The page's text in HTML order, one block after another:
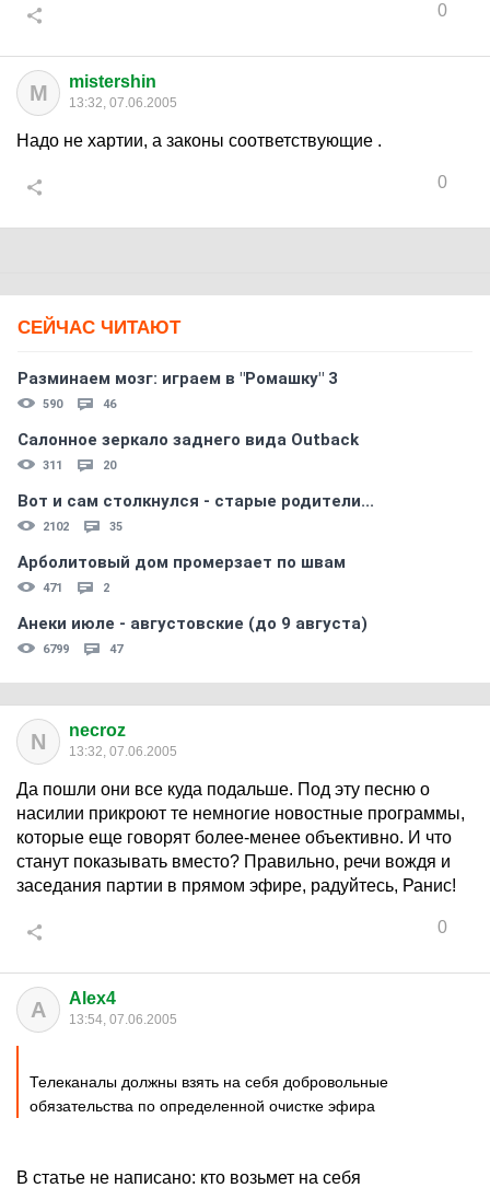
0
M mistershin
13:32, 07.06.2005
Надо не хартии, а законы соответствующие .
0
СЕЙЧАС ЧИТАЮТ
Разминаем мозг: играем в "Ромашку" 3
590 46
Салонное зеркало заднего вида Outback
311 20
Вот и сам столкнулся - старые родители...
2102 35
Арболитовый дом промерзает по швам
471 2
Анеки июле - августовские (до 9 августа)
6799 47
N necroz
13:32, 07.06.2005
Да пошли они все куда подальше. Под эту песню о
насилии прикроют те немногие новостные программы,
которые еще говорят более-менее объективно. И что
станут показывать вместо? Правильно, речи вождя и
заседания партии в прямом эфире, радуйтесь, Ранис!
0
A Alex4
13:54, 07.06.2005
Телеканалы должны взять на себя добровольные
обязательства по определенной очистке эфира
В статье не написано: кто возьмет на себя